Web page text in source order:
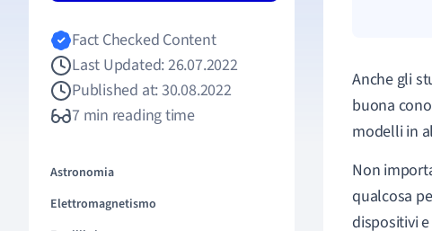
Fact Checked Content
Last Updated: 26.07.2022
Published at: 30.08.2022
7 min reading time
Astronomia
Elettromagnetismo
Anche gli
buona
modelli in
Non
qualcosa
dispositivi